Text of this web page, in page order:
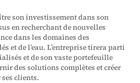
son investissement dans son
en recherchant de nouvelles
dans les domaines des
et de l’eau. L’entreprise tirera parti
et de son vaste portefeuille
des solutions complètes et créer
clients.